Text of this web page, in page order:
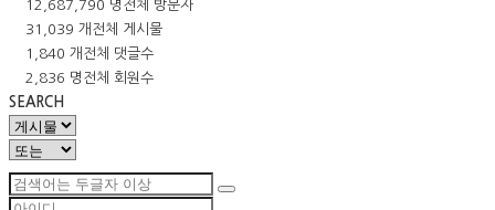
12,687,790 명 전체 방문자
31,039 개 전체 게시물
1,840 개 전체 댓글수
2,836 명 전체 회원수
SEARCH